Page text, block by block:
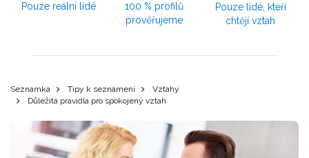
Pouze reální lidé
100 % profilů
prověřujeme
Pouze lidé, kteří
chtějí vztah
Seznamka Tipy k seznámení
Vztahy
Důležitá pravidla pro spokojený vztah